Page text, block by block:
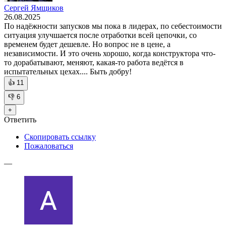
Сергей Ямщиков
26.08.2025
По надёжности запусков мы пока в лидерах, по себестоимости
ситуация улучшается после отработки всей цепочки, со
временем будет дешевле. Но вопрос не в цене, а
независимости. И это очень хорошо, когда конструктора что-
то дорабатывают, меняют, какая-то работа ведётся в
испытательных цехах.... Быть добру!
👍 11
👎 6
+
Ответить
Скопировать ссылку
Пожаловаться
—